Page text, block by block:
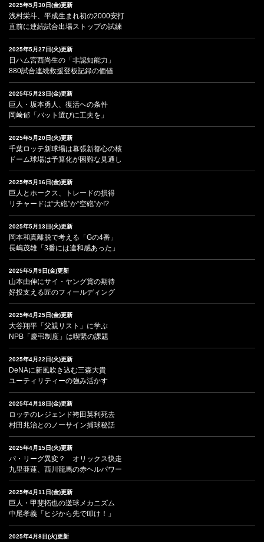
2025年5月30日(金)更新
浅村栄斗、平成生まれ初の2000安打
直前に連続試合出場ストップの試練
2025年5月27日(火)更新
日ハム宮西尚生の「非認知能力」
880試合連続救援登板記録の価値
2025年5月23日(金)更新
巨人・坂本勇人、復活への条件
岡﨑郁「バット選びに工夫を」
2025年5月20日(火)更新
千葉ロッテ新球場は幕張新都心の核
ドーム球場は予算化が困難な見通し
2025年5月16日(金)更新
巨人とホークス、トレードの損得
リチャードは“大砲”か“空砲”か!?
2025年5月13日(火)更新
岡本和真離脱で考える「Gの4番」
長嶋茂雄「3番には違和感あった」
2025年5月9日(金)更新
山本由伸にサイ・ヤング賞の期待
好投支える匠のフィールディング
2025年4月25日(金)更新
大谷翔平「父親リスト」に学ぶ
NPB「慶弔制度」は喫緊の課題
2025年4月22日(火)更新
DeNAに新風吹き込む三森大貴
ユーティリティーの強み活かす
2025年4月18日(金)更新
ロッテのレジェンド袴田英利死去
村田兆治とのノーサイン捕球秘話
2025年4月15日(火)更新
パ・リーグ異変？ オリックス快走
九里亜蓮、西川龍馬の赤ヘルパワー
2025年4月11日(金)更新
巨人・甲斐拓也の送球メカニズム
中尾孝義「ヒジから先で叩け！」
2025年4月8日(火)更新